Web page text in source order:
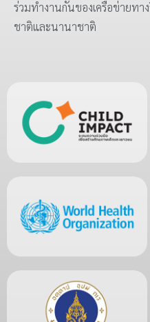
ร่วมทำงานกันของเครือข่ายทา
ชาติและนานาชาติ